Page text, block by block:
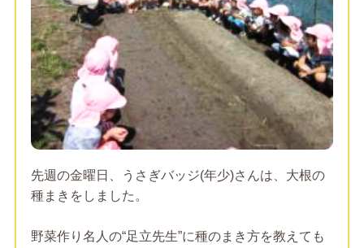
先週の金曜日、うさぎバッジ(年少)さんは、大根の
種まきをしました。
野菜作り名人の“足立先生”に種のまき方を教えても